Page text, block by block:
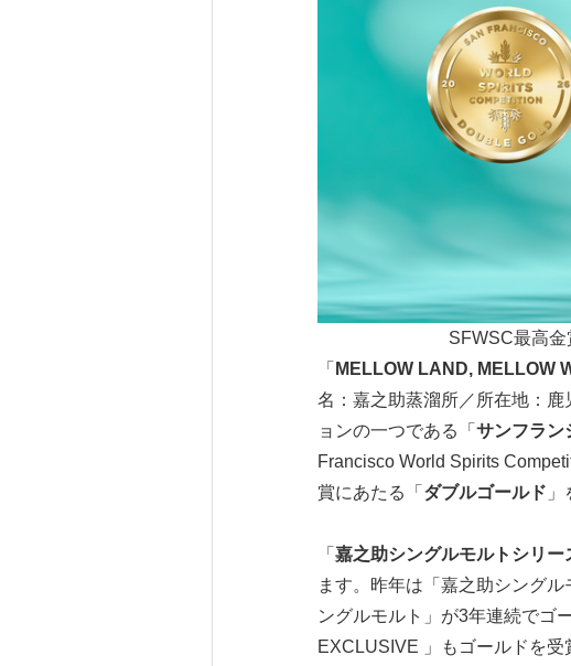
SFWSC最高金
「 MELLOW LAND, MELLOW
名：嘉之助蒸溜所／所在地：
ョンの一つである「 サンフラン
Francisco World Spirits
賞にあたる「 ダブルゴールド
「 嘉之助シングルモルトシリー
ます。昨年は「嘉之助シング
ングルモルト」が3年連続でゴ
EXCLUSIVE 」もゴールドを